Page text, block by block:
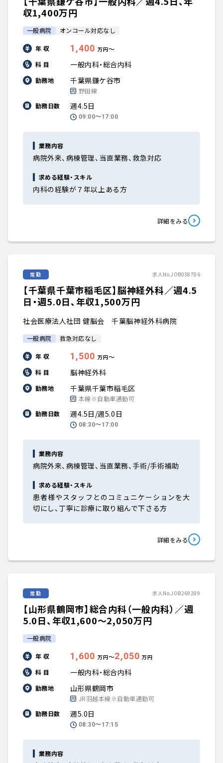
収1,400万円
一般病院 オンコール対応なし
年 収 1,400 万円〜
科 目
一般内科・総合内科
勤務地 千葉県鎌ケ谷市
野田線
勤務日数
週4.5日
09:00〜17:00
業務内容
病院外来、病棟管理、当直業務、救急対応
求める経験・スキル
内科の経験が７年以上ある方
詳細をみる
常勤 求人No.JOB038786
【千葉県千葉市稲毛区】脳神経外科／週4.5
日・週5.0日、年収1,500万円
社会医療法人社団 健脳会 千葉脳神経外科病院
一般病院 救急対応なし
年 収 1,500 万円〜
科 目
脳神経外科
勤務地 千葉県千葉市稲毛区
本線※自動車通勤可
勤務日数
週4.5日/週5.0日
08:30〜17:00
業務内容
病院外来、病棟管理、当直業務、手術/手術補助
求める経験・スキル
患者様やスタッフとのコミュニケーションを大
切にし、丁寧に診療に取り組んで下さる方
詳細をみる
常勤 求人No.JOB269289
【山形県鶴岡市】総合内科（一般内科）／週
5.0日、年収1,600〜2,050万円
一般病院
年 収 1,600 万円〜2,050 万円
科 目 一般内科・総合内科
勤務地 山形県鶴岡市
JR羽越本線※自動車通勤可
勤務日数
週5.0日
08:30〜17:15
業務内容